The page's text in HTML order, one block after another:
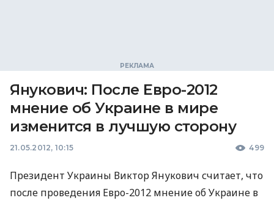
Янукович: После Евро-2012
мнение об Украине в мире
изменится в лучшую сторону
21.05.2012, 10:15 499
Президент Украины Виктор Янукович считает, что
после проведения Евро-2012 мнение об Украине в